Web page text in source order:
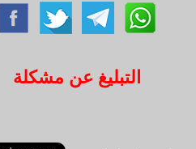
التبليغ عن مشكلة